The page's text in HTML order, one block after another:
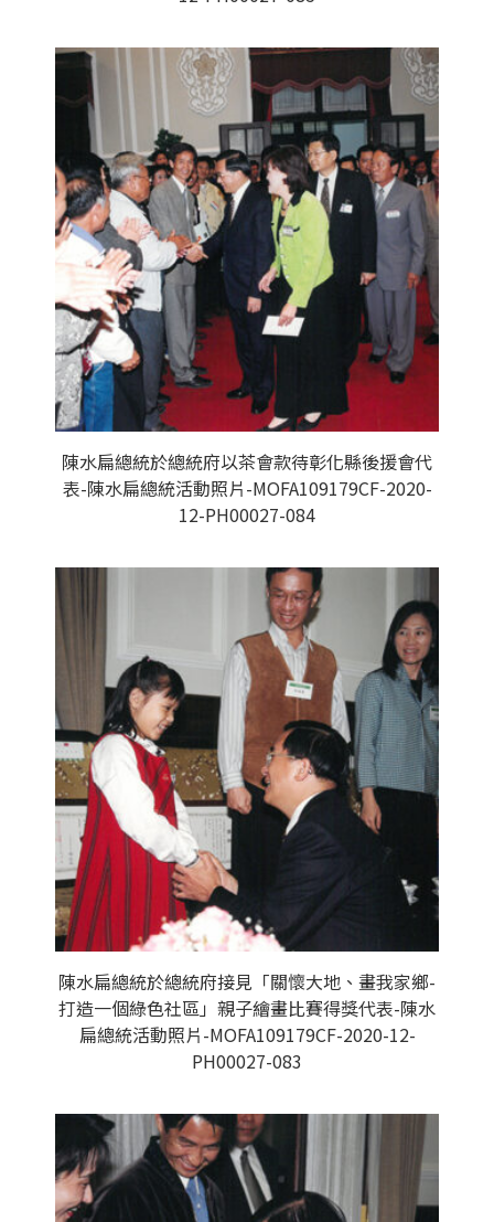
陳水扁總統於總統府以茶會款待彰化縣後援會代
表-陳水扁總統活動照片-MOFA109179CF-2020-
12-PH00027-084
陳水扁總統於總統府接見「關懷大地、畫我家鄉-
打造一個綠色社區」親子繪畫比賽得獎代表-陳水
扁總統活動照片-MOFA109179CF-2020-12-
PH00027-083